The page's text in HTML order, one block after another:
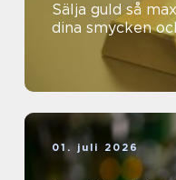
Sälja guld så maximerar du värdet på
dina smycken
01. juli 2026